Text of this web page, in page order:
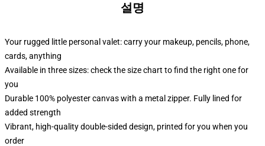
설명
Your rugged little personal valet: carry your makeup, pencils, phone,
cards, anything
Available in three sizes: check the size chart to find the right one for
you
Durable 100% polyester canvas with a metal zipper. Fully lined for
added strength
Vibrant, high-quality double-sided design, printed for you when you
order